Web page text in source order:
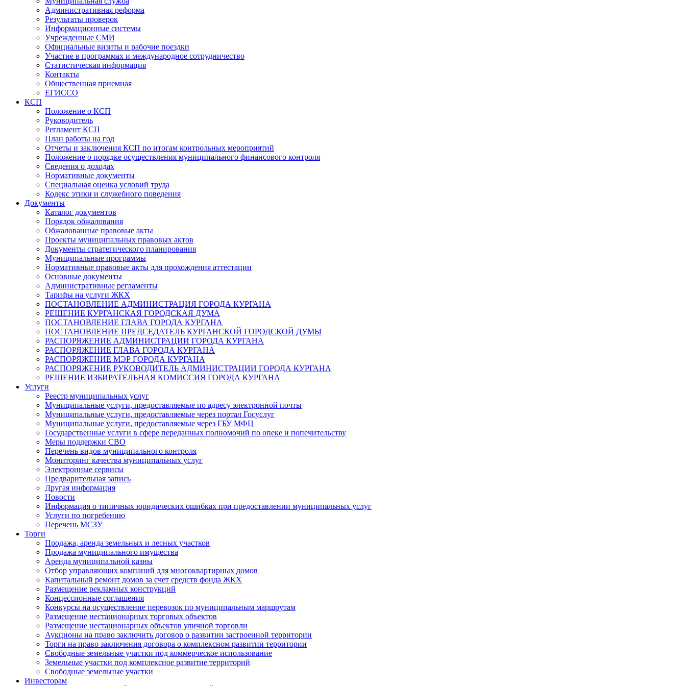
Административная реформа
Результаты проверок
Информационные системы
Учрежденные СМИ
Официальные визиты и рабочие поездки
Участие в программах и международное сотрудничество
Статистическая информация
Контакты
Общественная приемная
ЕГИССО
КСП
Положение о КСП
Руководитель
Регламент КСП
План работы на год
Отчеты и заключения КСП по итогам контрольных мероприятий
Положение о порядке осуществления муниципального финансового контроля
Сведения о доходах
Нормативные документы
Специальная оценка условий труда
Кодекс этики и служебного поведения
Документы
Каталог документов
Порядок обжалования
Обжалованные правовые акты
Проекты муниципальных правовых актов
Документы стратегического планирования
Муниципальные программы
Нормативные правовые акты для прохождения аттестации
Основные документы
Административные регламенты
Тарифы на услуги ЖКХ
ПОСТАНОВЛЕНИЕ АДМИНИСТРАЦИЯ ГОРОДА КУРГАНА
РЕШЕНИЕ КУРГАНСКАЯ ГОРОДСКАЯ ДУМА
ПОСТАНОВЛЕНИЕ ГЛАВА ГОРОДА КУРГАНА
ПОСТАНОВЛЕНИЕ ПРЕДСЕДАТЕЛЬ КУРГАНСКОЙ ГОРОДСКОЙ ДУМЫ
РАСПОРЯЖЕНИЕ АДМИНИСТРАЦИИ ГОРОДА КУРГАНА
РАСПОРЯЖЕНИЕ ГЛАВА ГОРОДА КУРГАНА
РАСПОРЯЖЕНИЕ МЭР ГОРОДА КУРГАНА
РАСПОРЯЖЕНИЕ РУКОВОДИТЕЛЬ АДМИНИСТРАЦИИ ГОРОДА КУРГАНА
РЕШЕНИЕ ИЗБИРАТЕЛЬНАЯ КОМИССИЯ ГОРОДА КУРГАНА
Услуги
Реестр муниципальных услуг
Муниципальные услуги, предоставляемые по адресу электронной почты
Муниципальные услуги, предоставляемые через портал Госуслуг
Муниципальные услуги, предоставляемые через ГБУ МФЦ
Государственные услуги в сфере переданных полномочий по опеке и попечительству
Меры поддержки СВО
Перечень видов муниципального контроля
Мониторинг качества муниципальных услуг
Электронные сервисы
Предварительная запись
Другая информация
Новости
Информация о типичных юридических ошибках при предоставлении муниципальных услуг
Услуги по погребению
Перечень МСЗУ
Торги
Продажа, аренда земельных и лесных участков
Продажа муниципального имущества
Аренда муниципальной казны
Отбор управляющих компаний для многоквартирных домов
Капитальный ремонт домов за счет средств фонда ЖКХ
Размещение рекламных конструкций
Концессионные соглашения
Конкурсы на осуществление перевозок по муниципальным маршрутам
Размещение нестационарных торговых объектов
Размещение нестационарных объектов уличной торговли
Аукционы на право заключить договор о развитии застроенной территории
Торги на право заключения договора о комплексном развитии территории
Свободные земельные участки под коммерческое использование
Земельные участки под комплексное развитие территорий
Свободные земельные участки
Инвесторам